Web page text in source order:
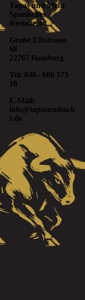
Tapas und Mehr
Spanisches
Restaurant
Große Elbstrasse
68
22767 Hamburg
Tel: 040 - 600 573
18
E-Mail:
info@tapasundmeh
r.de